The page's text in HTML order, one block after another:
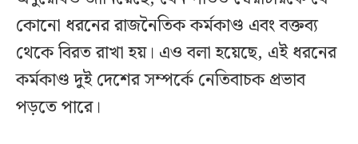
কোনো ধরনের রাজনৈতিক কর্মকাণ্ড এবং বক্তব্য
থেকে বিরত রাখা হয়। এও বলা হয়েছে, এই ধরনের
কর্মকাণ্ড দুই দেশের সম্পর্কে নেতিবাচক প্রভাব
পড়তে পারে।